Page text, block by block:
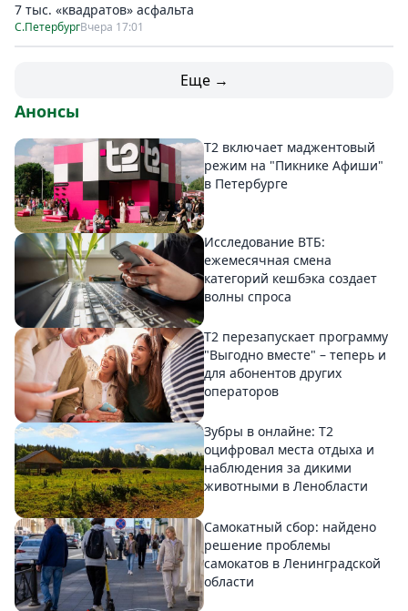
7 тыс. «квадратов» асфальта
С.ПетербургВчера 17:01
Еще →
Анонсы
Т2 включает маджентовый
режим на "Пикнике Афиши"
в Петербурге
Исследование ВТБ:
ежемесячная смена
категорий кешбэка создает
волны спроса
Т2 перезапускает программу
"Выгодно вместе" – теперь и
для абонентов других
операторов
Зубры в онлайне: Т2
оцифровал места отдыха и
наблюдения за дикими
животными в Ленобласти
Самокатный сбор: найдено
решение проблемы
самокатов в Ленинградской
области